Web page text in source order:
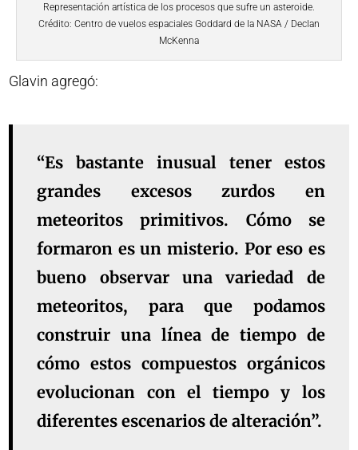
Representación artística de los procesos que sufre un asteroide.
Crédito: Centro de vuelos espaciales Goddard de la NASA / Declan
McKenna
Glavin agregó:
“Es bastante inusual tener estos
grandes excesos zurdos en
meteoritos primitivos. Cómo se
formaron es un misterio. Por eso es
bueno observar una variedad de
meteoritos, para que podamos
construir una línea de tiempo de
cómo estos compuestos orgánicos
evolucionan con el tiempo y los
diferentes escenarios de alteración”.